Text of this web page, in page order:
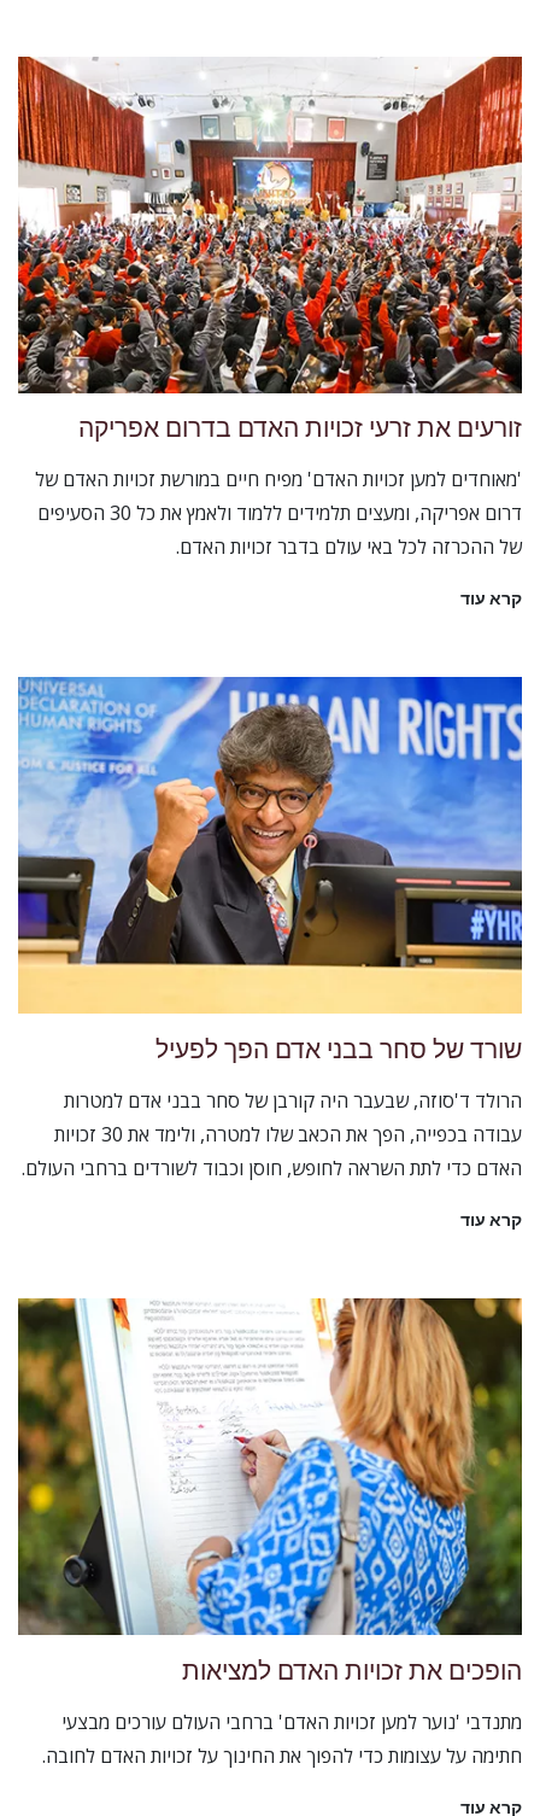
זורעים את זרעי זכויות האדם בדרום אפריקה
'מאוחדים למען זכויות האדם' מפיח חיים במורשת זכויות האדם של
דרום אפריקה, ומעצים תלמידים ללמוד ולאמץ את כל 30 הסעיפים
של ההכרזה לכל באי עולם בדבר זכויות האדם.
קרא עוד
שורד של סחר בבני אדם הפך לפעיל
הרולד ד'סוזה, שבעבר היה קורבן של סחר בבני אדם למטרות
עבודה בכפייה, הפך את הכאב שלו למטרה, ולימד את 30 זכויות
האדם כדי לתת השראה לחופש, חוסן וכבוד לשורדים ברחבי העולם.
קרא עוד
הופכים את זכויות האדם למציאות
מתנדבי 'נוער למען זכויות האדם' ברחבי העולם עורכים מבצעי
חתימה על עצומות כדי להפוך את החינוך על זכויות האדם לחובה.
קרא עוד